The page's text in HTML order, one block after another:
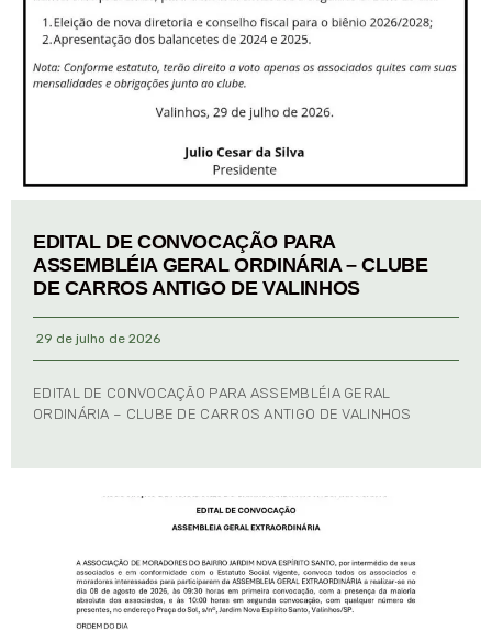
EDITAL DE CONVOCAÇÃO PARA
ASSEMBLÉIA GERAL ORDINÁRIA – CLUBE
DE CARROS ANTIGO DE VALINHOS
29 de julho de 2026
EDITAL DE CONVOCAÇÃO PARA ASSEMBLÉIA GERAL
ORDINÁRIA – CLUBE DE CARROS ANTIGO DE VALINHOS